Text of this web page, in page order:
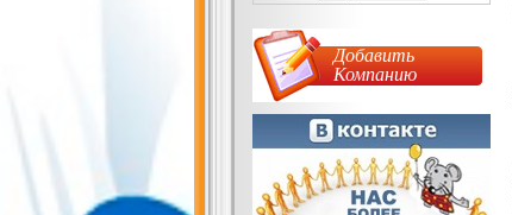
Добавить
Компанию